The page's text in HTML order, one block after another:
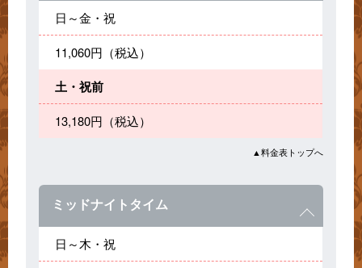
日～金・祝
11,060円（税込）
土・祝前
13,180円（税込）
▲料金表トップへ
ミッドナイトタイム
日～木・祝